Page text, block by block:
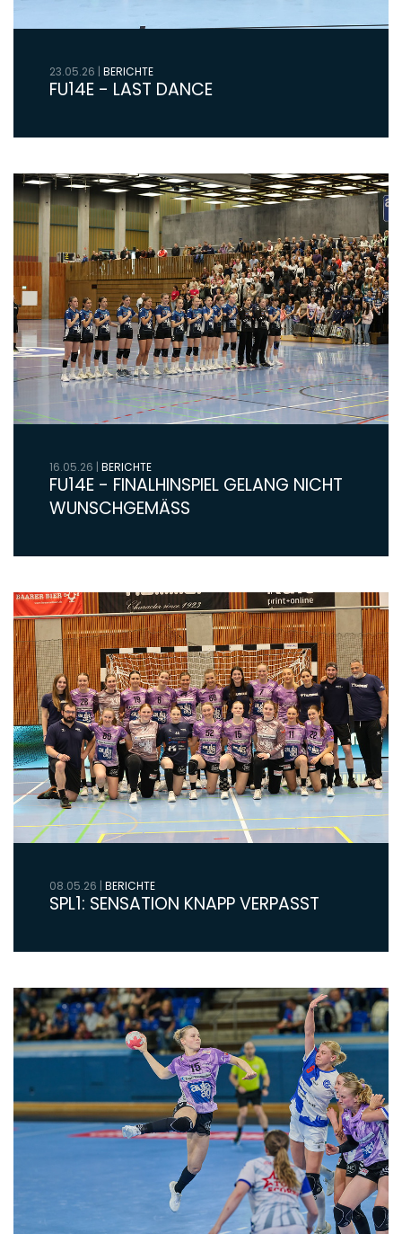
23.05.26 | BERICHTE
FU14E - LAST DANCE
16.05.26 | BERICHTE
FU14E - FINALHINSPIEL GELANG NICHT
WUNSCHGEMÄSS
08.05.26 | BERICHTE
SPL1: SENSATION KNAPP VERPASST